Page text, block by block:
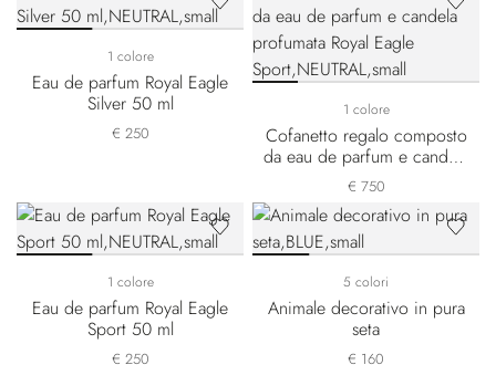
1 colore
Eau de parfum Royal Eagle
Silver 50 ml
€ 250
1 colore
Cofanetto regalo composto
da eau de parfum e candela
profumata Royal Eagle
Sport
€ 750
1 colore
Eau de parfum Royal Eagle
Sport 50 ml
€ 250
5 colori
Animale decorativo in pura
seta
€ 160